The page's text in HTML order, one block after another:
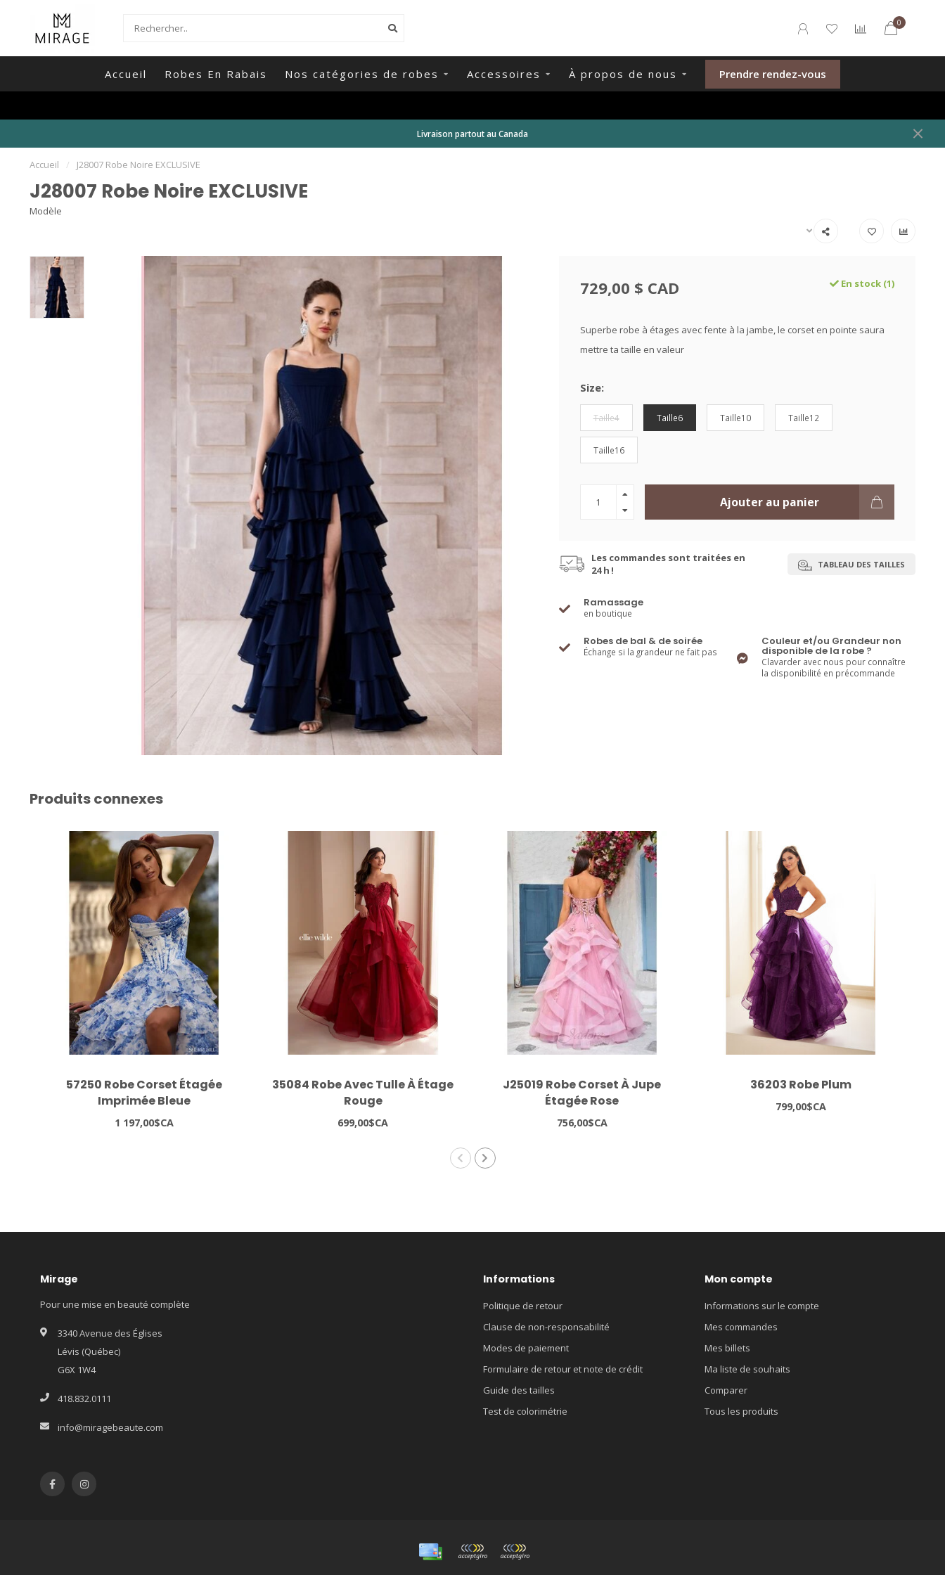
0
Accueil Robes En Rabais Nos catégories de robes Accessoires À propos de nous Prendre rendez-vous
Livraison partout au Canada
Accueil / J28007 Robe Noire EXCLUSIVE
J28007 Robe Noire EXCLUSIVE
Modèle
729,00 $ CAD En stock (1)
Superbe robe à étages avec fente à la jambe, le corset en pointe saura
mettre ta taille en valeur
Size:
Taille4 Taille6 Taille10 Taille12
Taille16
Ajouter au panier
Les commandes sont traitées en
24 h !
TABLEAU DES TAILLES
Ramassage
en boutique
Robes de bal & de soirée
Échange si la grandeur ne fait pas
Couleur et/ou Grandeur non
disponible de la robe ?
Clavarder avec nous pour connaître
la disponibilité en précommande
Produits connexes
57250 Robe Corset Étagée
Imprimée Bleue
1 197,00$CA
35084 Robe Avec Tulle À Étage
Rouge
699,00$CA
J25019 Robe Corset À Jupe
Étagée Rose
756,00$CA
36203 Robe Plum
799,00$CA
Mirage
Pour une mise en beauté complète
3340 Avenue des Églises
Lévis (Québec)
G6X 1W4
418.832.0111
info@miragebeaute.com
Informations
Politique de retour
Clause de non-responsabilité
Modes de paiement
Formulaire de retour et note de crédit
Guide des tailles
Test de colorimétrie
Mon compte
Informations sur le compte
Mes commandes
Mes billets
Ma liste de souhaits
Comparer
Tous les produits